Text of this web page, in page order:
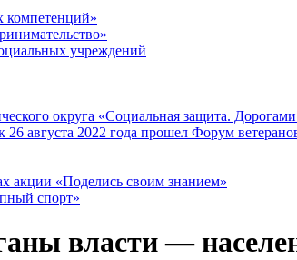
компетенций»
учреждений
округа «Социальная защита.
августа 2022 года прошел Форум
акции «Поделись своим знанием»
спорт»
власти —